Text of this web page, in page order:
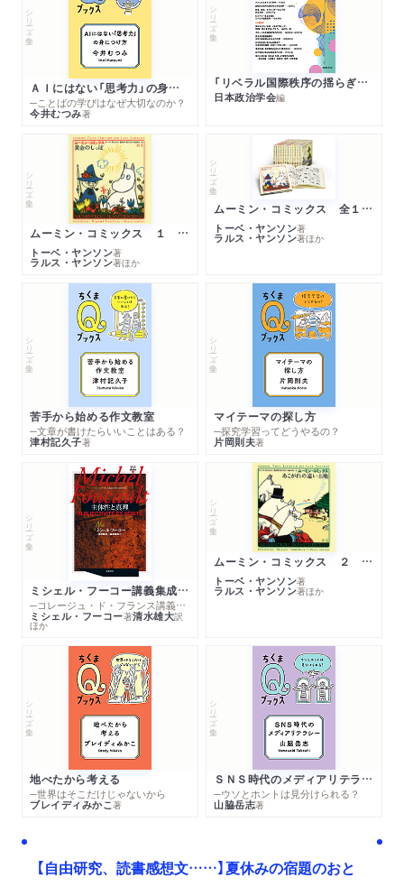
シリーズ・全集
ＡＩにはない「思考力」の身につけ方
─ことばの学びはなぜ大切なのか？
今井むつみ著
シリーズ・全集
「リベラル国際秩序の揺らぎ」再考 年報政治学２０２６‐Ⅰ
日本政治学会編
シリーズ・全集
ムーミン・コミックス １ 黄金のしっぽ
トーベ・ヤンソン著
ラルス・ヤンソン著ほか
シリーズ・全集
ムーミン・コミックス 全１４巻セット
トーベ・ヤンソン著
ラルス・ヤンソン著ほか
シリーズ・全集
苦手から始める作文教室
─文章が書けたらいいことはある？
津村記久子著
シリーズ・全集
マイテーマの探し方
─探究学習ってどうやるの？
片岡則夫著
シリーズ・全集
ミシェル・フーコー講義集成１０ 主体性と真理
─コレージュ・ド・フランス講義１９８０－１９８１年度
ミシェル・フーコー著清水雄大訳
ほか
シリーズ・全集
ムーミン・コミックス ２ あこがれの遠い土地
トーベ・ヤンソン著
ラルス・ヤンソン著ほか
シリーズ・全集
地べたから考える
─世界はそこだけじゃないから
ブレイディみかこ著
シリーズ・全集
ＳＮＳ時代のメディアリテラシー
─ウソとホントは見分けられる？
山脇岳志著
【自由研究、読書感想文……】夏休みの宿題のおと